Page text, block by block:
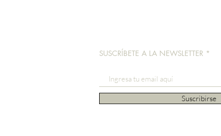
SUSCRÍBETE A LA NEWSLETTER
Suscribirse